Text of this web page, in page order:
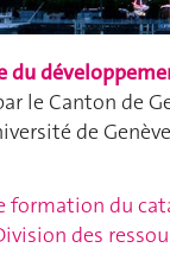
du
le Canton de
de
formation du
des